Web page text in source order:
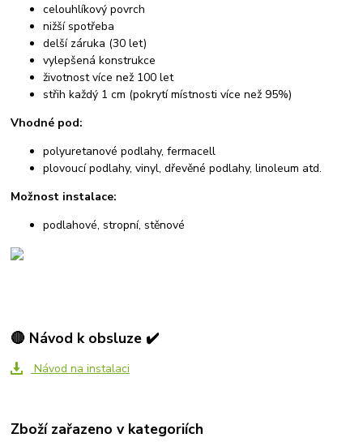
celouhlíkový povrch
nižší spotřeba
delší záruka (30 let)
vylepšená konstrukce
životnost více než 100 let
střih každý 1 cm (pokrytí místnosti více než 95%)
Vhodné pod:
polyuretanové podlahy, fermacell
plovoucí podlahy, vinyl, dřevěné podlahy, linoleum atd.
Možnost instalace:
podlahové, stropní, stěnové
🔴 Návod k obsluze ✔️
Návod na instalaci
Zboží zařazeno v kategoriích